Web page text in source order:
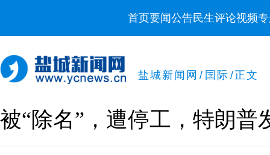
首页要闻公告民生评论视频
盐城新闻网 / 国际 /正文
被“除名”，遭停工，特朗